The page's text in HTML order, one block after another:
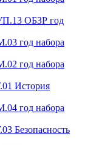
ОБЗР год
год набора
год набора
История
год набора
Безопасность